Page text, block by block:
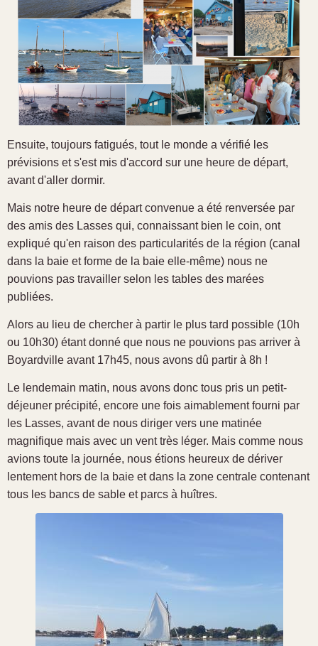
Ensuite, toujours fatigués, tout le monde a vérifié les
prévisions et s'est mis d'accord sur une heure de départ,
avant d'aller dormir.
Mais notre heure de départ convenue a été renversée par
des amis des Lasses qui, connaissant bien le coin, ont
expliqué qu'en raison des particularités de la région (canal
dans la baie et forme de la baie elle-même) nous ne
pouvions pas travailler selon les tables des marées
publiées.
Alors au lieu de chercher à partir le plus tard possible (10h
ou 10h30) étant donné que nous ne pouvions pas arriver à
Boyardville avant 17h45, nous avons dû partir à 8h !
Le lendemain matin, nous avons donc tous pris un petit-
déjeuner précipité, encore une fois aimablement fourni par
les Lasses, avant de nous diriger vers une matinée
magnifique mais avec un vent très léger. Mais comme nous
avions toute la journée, nous étions heureux de dériver
lentement hors de la baie et dans la zone centrale contenant
tous les bancs de sable et parcs à huîtres.